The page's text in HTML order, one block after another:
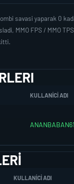
savasi yaparak 0
MMO FPS / MMO
KULLANICI ADI
ANANBABAN61
KULLANICI ADI